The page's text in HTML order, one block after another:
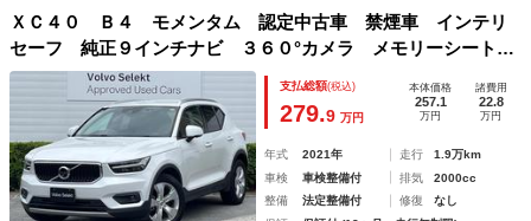
ＸＣ４０ Ｂ４ モメンタム 認定中古車 禁煙車 インテリ
セーフ 純正９インチナビ ３６０°カメラ メモリーシート
パワーテールゲート ＡｐｐｌｅＣａｒＰｌａｙ Ａｎｄｒｏ
ｉｄＡｕｔｏ
支払総額(税込)
279.9 万円
本体価格
257.1
万円
諸費用
22.8
万円
年式 2021年 走行
1.9万km
車検
車検整備付 排気
2000cc
整備
法定整備付 修復
なし